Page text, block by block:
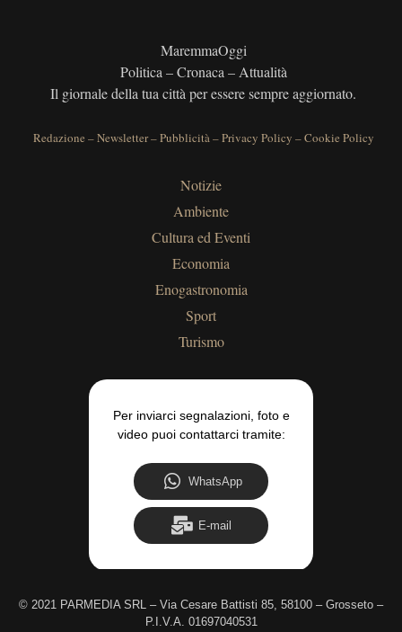
MaremmaOggi
Politica – Cronaca – Attualità
Il giornale della tua città per essere sempre aggiornato.
Redazione –Newsletter–Pubblicità–Privacy Policy –Cookie Policy
Notizie
Ambiente
Cultura ed Eventi
Economia
Enogastronomia
Sport
Turismo
Per inviarci segnalazioni, foto e
video puoi contattarci tramite:
WhatsApp
E-mail
© 2021 PARMEDIA SRL – Via Cesare Battisti 85, 58100 – Grosseto –
P.I.V.A. 01697040531